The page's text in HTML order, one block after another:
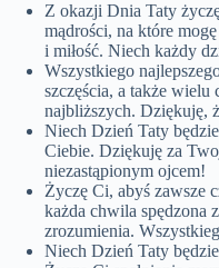
Z okazji Dnia Taty
mądrości, na które
i miłość. Niech każdy
Wszystkiego
szczęścia, a także
najbliższych. Dziękuję,
Niech Dzień Taty
Ciebie. Dziękuję za
niezastąpionym ojcem!
Życzę Ci, abyś zawsze
każda chwila spędzona
zrozumienia.
Niech Dzień Taty